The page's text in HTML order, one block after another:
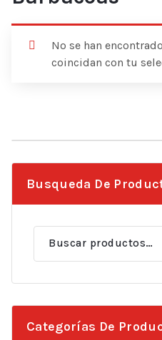
No se han
coincidan con tu
Busqueda De
Buscar
Categorías De